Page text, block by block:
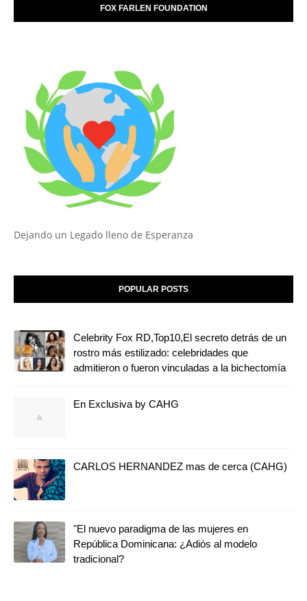
FOX FARLEN FOUNDATION
Dejando un Legado lleno de Esperanza
POPULAR POSTS
Celebrity Fox RD,Top10,El secreto detrás de un
rostro más estilizado: celebridades que
admitieron o fueron vinculadas a la bichectomía
En Exclusiva by CAHG
CARLOS HERNANDEZ mas de cerca (CAHG)
"El nuevo paradigma de las mujeres en
República Dominicana: ¿Adiós al modelo
tradicional?